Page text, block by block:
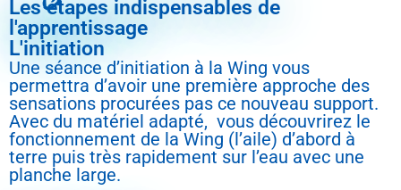
Les étapes indispensables de
l'apprentissage
L'initiation
Une séance d’initiation à la Wing vous
permettra d’avoir une première approche des
sensations procurées pas ce nouveau support.
Avec du matériel adapté, vous découvrirez le
fonctionnement de la Wing (l’aile) d’abord à
terre puis très rapidement sur l’eau avec une
planche large.